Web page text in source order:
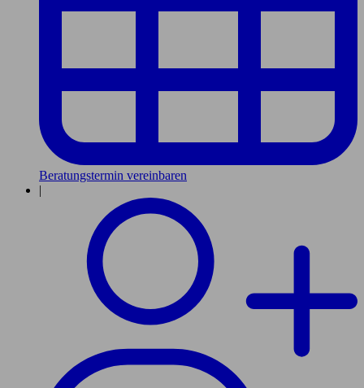
Beratungstermin vereinbaren
|